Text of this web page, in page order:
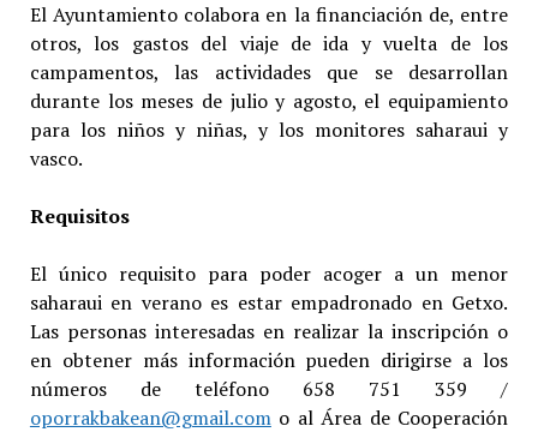
El Ayuntamiento colabora en la financiación de, entre
otros, los gastos del viaje de ida y vuelta de los
campamentos, las actividades que se desarrollan
durante los meses de julio y agosto, el equipamiento
para los niños y niñas, y los monitores saharaui y
vasco.
Requisitos
El único requisito para poder acoger a un menor
saharaui en verano es estar empadronado en Getxo.
Las personas interesadas en realizar la inscripción o
en obtener más información pueden dirigirse a los
números de teléfono 658 751 359 /
oporrakbakean@gmail.como al Área de Cooperación